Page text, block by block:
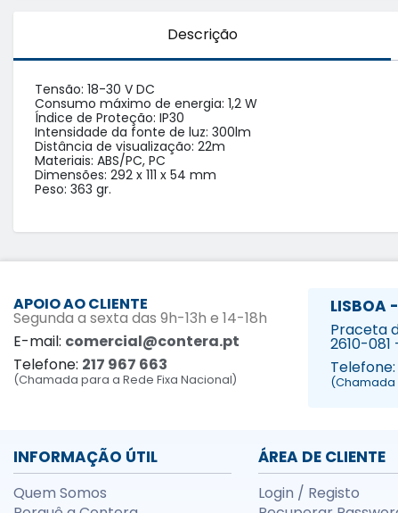
Descrição
Tensão: 18-30 V DC
Consumo máximo de energia: 1,2 W
Índice de Proteção: IP30
Intensidade da fonte de luz: 300lm
Distância de visualização: 22m
Materiais: ABS/PC, PC
Dimensões: 292 x 111 x 54 mm
Peso: 363 gr.
APOIO AO CLIENTE
Segunda a sexta das 9h-13h e 14-18h
E-mail: comercial@contera.pt
Telefone: 217 967 663
(Chamada para a Rede Fixa Nacional)
LISBOA
Praceta
2610-
Telefone:
(Chamada
INFORMAÇÃO ÚTIL
Quem Somos
ÁREA DE CLIENTE
Login / Registo